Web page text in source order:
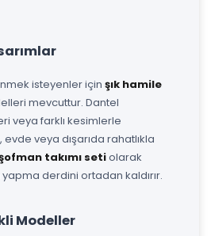
isteyenler için şık hamile
mevcuttur. Dantel
veya farklı kesimlerle
veya dışarıda rahatlıkla
takımı setiolarak
derdini ortadan kaldırır.
Modeller